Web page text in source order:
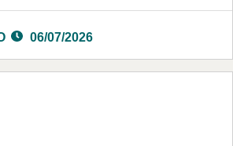
06/07/2026